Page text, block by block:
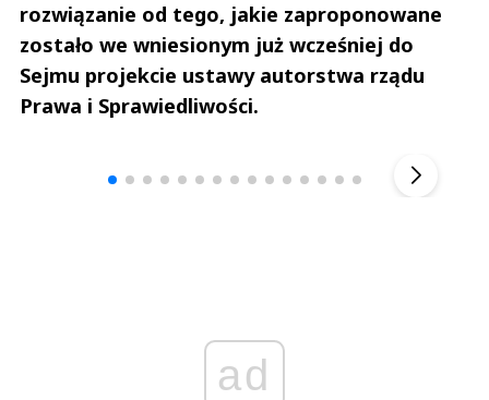
rozwiązanie od tego, jakie zaproponowane
zostało we wniesionym już wcześniej do
Sejmu projekcie ustawy autorstwa rządu
Prawa i Sprawiedliwości.
ad